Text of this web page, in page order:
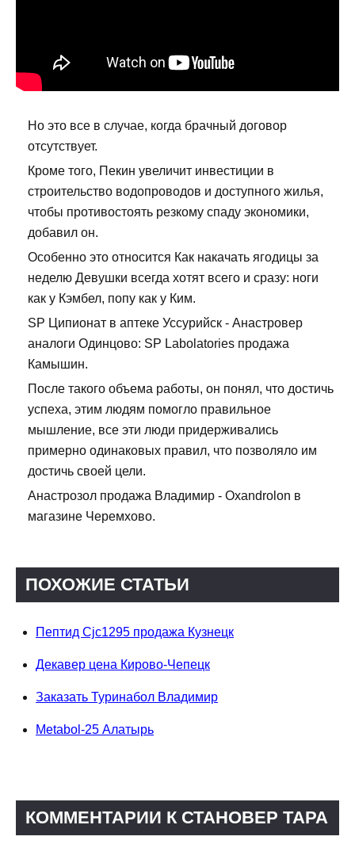
Но это все в случае, когда брачный договор
отсутствует.
Кроме того, Пекин увеличит инвестиции в
строительство водопроводов и доступного жилья,
чтобы противостоять резкому спаду экономики,
добавил он.
Особенно это относится Как накачать ягодицы за
неделю Девушки всегда хотят всего и сразу: ноги
как у Кэмбел, попу как у Ким.
SP Ципионат в аптеке Уссурийск - Анастровер
аналоги Одинцово: SP Labolatories продажа
Камышин.
После такого объема работы, он понял, что достичь
успеха, этим людям помогло правильное
мышление, все эти люди придерживались
примерно одинаковых правил, что позволяло им
достичь своей цели.
Анастрозол продажа Владимир - Oxandrolon в
магазине Черемхово.
ПОХОЖИЕ СТАТЬИ
Пептид Cjc1295 продажа Кузнецк
Декавер цена Кирово-Чепецк
Заказать Туринабол Владимир
Metabol-25 Алатырь
КОММЕНТАРИИ К СТАНОВЕР ТАРА